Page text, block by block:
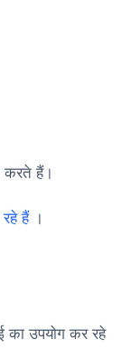
करते हैं।
हैं।
उपयोग कर रहे